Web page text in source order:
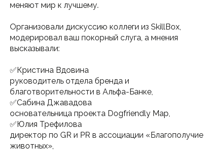
меняют мир к лучшему.
Организовали дискуссию коллеги из SkillBox,
модерировал ваш покорный слуга, а мнения
высказывали:
✅Кристина Вдовина
руководитель отдела бренда и
благотворительности в Альфа-Банке,
✅Сабина Джавадова
основательница проекта Dogfriendly Map,
✅Юлия Трефилова
директор по GR и PR в ассоциации «Благополучие
животных»,